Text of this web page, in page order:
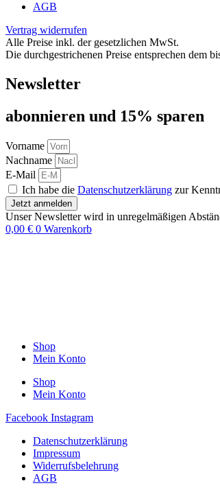
AGB
Vertrag widerrufen
Alle Preise inkl. der gesetzlichen MwSt.
Die durchgestrichenen Preise entsprechen dem
Newsletter
abon­nie­ren und 15% sparen
Vorname
Nachname
E-Mail
Ich habe die Datenschutzerklärung zur
Jetzt anmelden
Unser Newsletter wird in unregelmäßigen
0,00 € 0 Warenkorb
Shop
Mein Konto
Shop
Mein Konto
Facebook Instagram
Datenschutzerklärung
Impressum
Widerrufsbelehrung
AGB